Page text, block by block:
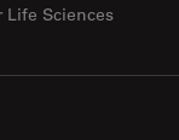
Life Sciences